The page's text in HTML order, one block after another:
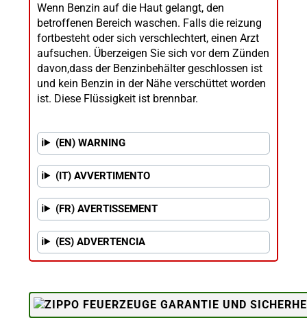
Wenn Benzin auf die Haut gelangt, den
betroffenen Bereich waschen. Falls die reizung
fortbesteht oder sich verschlechtert, einen Arzt
aufsuchen. Überzeigen Sie sich vor dem Zünden
davon,dass der Benzinbehälter geschlossen ist
und kein Benzin in der Nähe verschüttet worden
ist. Diese Flüssigkeit ist brennbar.
(EN) WARNING
(IT) AVVERTIMENTO
(FR) AVERTISSEMENT
(ES) ADVERTENCIA